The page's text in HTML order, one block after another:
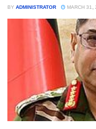
BY ADMINISTRATOR MARCH 31,